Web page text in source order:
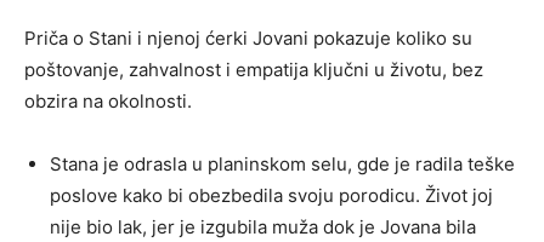
Priča o Stani i njenoj ćerki Jovani pokazuje koliko su
poštovanje, zahvalnost i empatija ključni u životu, bez
obzira na okolnosti.
Stana je odrasla u planinskom selu, gde je radila teške
poslove kako bi obezbedila svoju porodicu. Život joj
nije bio lak, jer je izgubila muža dok je Jovana bila